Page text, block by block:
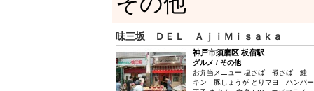
他のサービス、無料券との併用は不可
味三坂 ＤＥＬ ＡｊｉＭｉｓａｋａ
神戸市須磨区 板宿駅
グルメ / その他
お弁当メニュー 塩さば 煮さば 鮭
キン 豚しょうが とりマヨ ハンバ